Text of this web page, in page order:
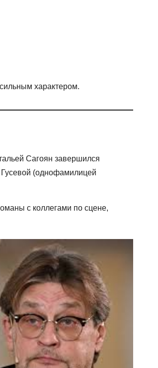
характером.
Сагоян завершился
Гусевой (однофамилицей
с коллегами по сцене,